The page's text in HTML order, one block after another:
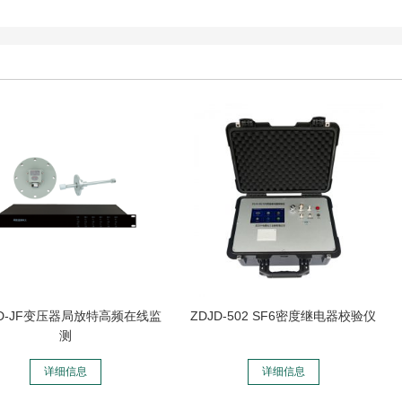
JF变压器局放特高频在线监
测
详细信息
ZDJD-502 SF6密度继电器校验仪
详细信息